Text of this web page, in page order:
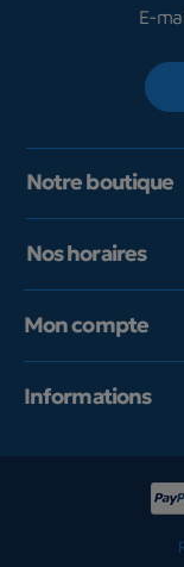
E-
Notre boutique
Nos horaires
Mon compte
Informations